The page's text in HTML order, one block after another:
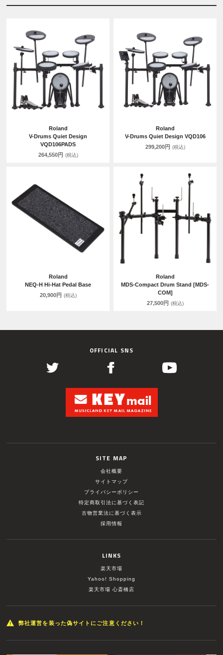
Roland
V-Drums Quiet Design
VQD106PADS
264,550円 (税込)
Roland
V-Drums Quiet Design VQD106
299,200円 (税込)
Roland
NEQ-H Hi-Hat Pedal Base
20,900円 (税込)
Roland
MDS-Compact Drum Stand [MDS-
COM]
27,500円 (税込)
OFFICIAL SNS
SITE MAP
会社概要
サイトマップ
プライバシーポリシー
特定商取引法に基づく表記
古物営業法に基づく表示
採用情報
LINKS
楽天市場
Yahoo! Shopping
楽天市場 心斎橋店
弊社運営を装った偽サイトにご注意ください！